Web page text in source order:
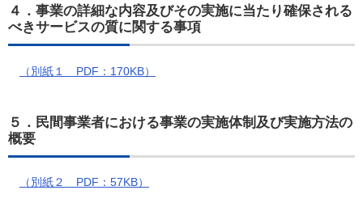
４．事業の詳細な内容及びその実施に当たり確保される
べきサービスの質に関する事項
（別紙１ PDF：170KB）
５．民間事業者における事業の実施体制及び実施方法の
概要
（別紙２ PDF：57KB）